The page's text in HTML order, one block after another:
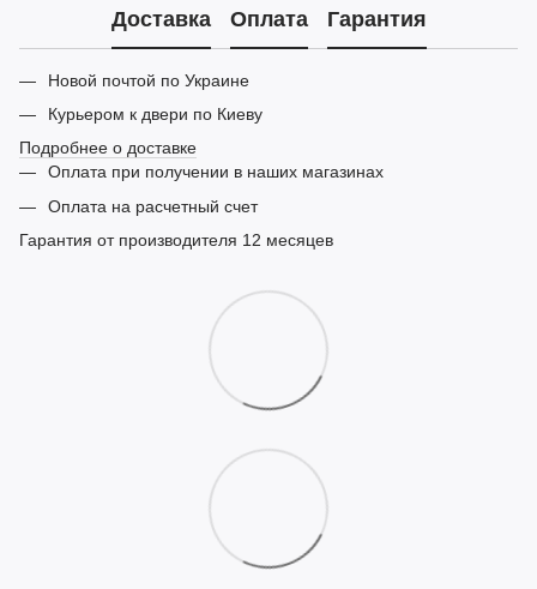
Доставка Оплата Гарантия
Новой почтой по Украине
Курьером к двери по Киеву
Подробнее о доставке
Оплата при получении в наших магазинах
Оплата на расчетный счет
Гарантия от производителя 12 месяцев